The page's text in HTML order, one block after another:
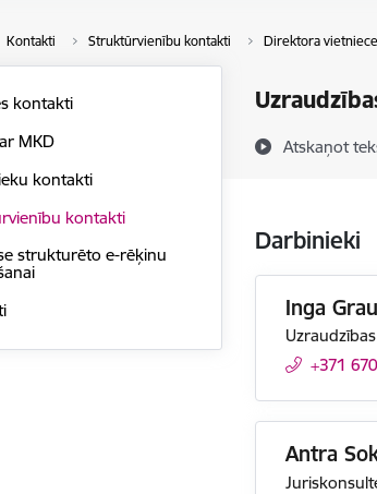
Kontakti Struktūrvienību kontakti Direktora
Atskaņot
kontakti
MKD
kontakti
kontakti
strukturēto e-rēķinu
Darbinieki
Inga
+371
Antra